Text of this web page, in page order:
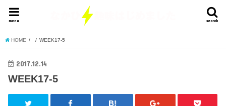
search
menu
HOME WEEK17-5
2017.12.14
WEEK17-5